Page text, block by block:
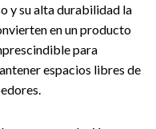
y su alta durabilidad la
en un producto
para
espacios libres de